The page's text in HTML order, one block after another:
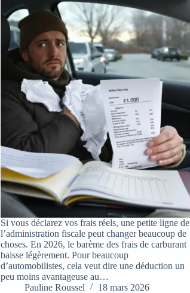
Si vous déclarez vos frais réels, une petite ligne de
l’administration fiscale peut changer beaucoup de
choses. En 2026, le barème des frais de carburant
baisse légèrement. Pour beaucoup
d’automobilistes, cela veut dire une déduction un
peu moins avantageuse au…
Pauline Roussel
18 mars 2026